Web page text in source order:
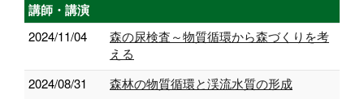
講師・講演
2024/11/04
森の尿検査～物質循環から森づくりを考
える
2024/08/31
森林の物質循環と渓流水質の形成